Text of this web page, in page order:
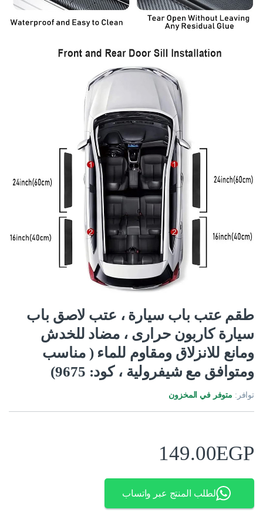
طقم عتب باب سيارة ، عتب لاصق باب
سيارة كاربون حرارى ، مضاد للخدش
ومانع للانزلاق ومقاوم للماء ( مناسب
ومتوافق مع شيفرولية ، كود: 9675)
توافر: متوفر في المخزون
149.00EGP
لطلب المنتج عبر واتساب